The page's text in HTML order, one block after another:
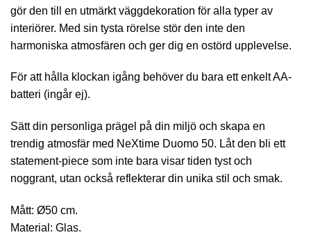
gör den till en utmärkt väggdekoration för alla typer av
interiörer. Med sin tysta rörelse stör den inte den
harmoniska atmosfären och ger dig en ostörd upplevelse.
För att hålla klockan igång behöver du bara ett enkelt AA-
batteri (ingår ej).
Sätt din personliga prägel på din miljö och skapa en
trendig atmosfär med NeXtime Duomo 50. Låt den bli ett
statement-piece som inte bara visar tiden tyst och
noggrant, utan också reflekterar din unika stil och smak.
Mått: Ø50 cm.
Material: Glas.